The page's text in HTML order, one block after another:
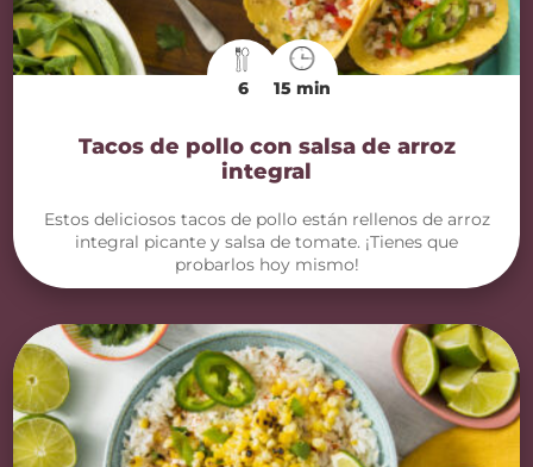
6 15 min
Tacos de pollo con salsa de arroz
integral
Estos deliciosos tacos de pollo están rellenos de arroz
integral picante y salsa de tomate. ¡Tienes que
probarlos hoy mismo!